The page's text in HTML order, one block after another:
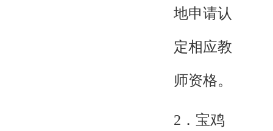
地申请认
定相应教
师资格。
2．宝鸡